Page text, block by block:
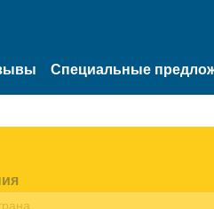
Специальные